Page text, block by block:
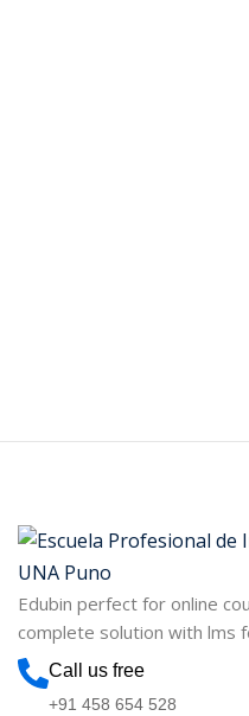
Edubin perfect for online
complete solution with lms
Call us free
+91 458 654 528